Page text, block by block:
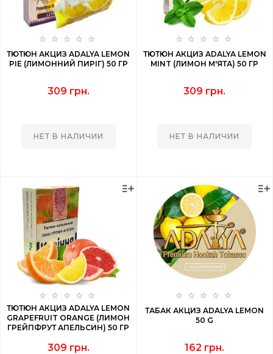
ТЮТЮН АКЦИЗ ADALYA LEMON
PIE (ЛИМОННИЙ ПИРІГ) 50 ГР
309 грн.
НЕТ В НАЛИЧИИ
ТЮТЮН АКЦИЗ ADALYA LEMON
MINT (ЛИМОН М'ЯТА) 50 ГР
309 грн.
НЕТ В НАЛИЧИИ
ТЮТЮН АКЦИЗ ADALYA LEMON
GRAPEFRUIT ORANGE (ЛИМОН
ГРЕЙПФРУТ АПЕЛЬСИН) 50 ГР
309 грн.
ТАБАК АКЦИЗ ADALYA LEMON
50 G
162 грн.